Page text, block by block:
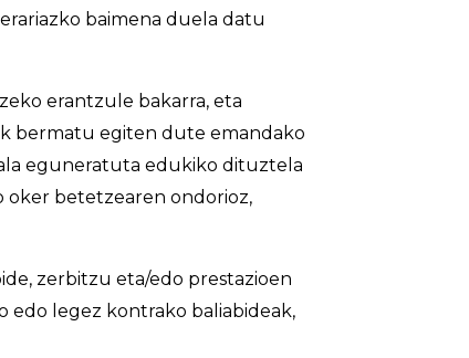
baimena duela datu
erantzule bakarra, eta
bermatu egiten dute emandako
eguneratuta edukiko dituztela
betetzearen ondorioz,
zerbitzu eta/edo prestazioen
edo legez kontrako baliabideak,